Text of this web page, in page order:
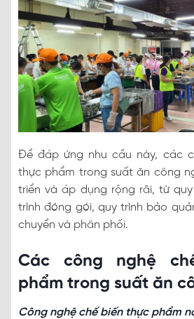
Để đáp ứng nhu cầu này, các
thực phẩm trong suất ăn công
triển và áp dụng rộng rãi, từ
trình đóng gói, quy trình bảo
chuyển và phân phối.
Các công nghệ
phẩm trong suất ăn
Công nghệ chế biến thực phẩm